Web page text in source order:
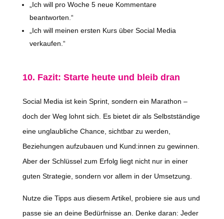
„Ich will pro Woche 5 neue Kommentare
beantworten.“
„Ich will meinen ersten Kurs über Social Media
verkaufen.“
10. Fazit: Starte heute und bleib dran
Social Media ist kein Sprint, sondern ein Marathon –
doch der Weg lohnt sich. Es bietet dir als Selbstständige
eine unglaubliche Chance, sichtbar zu werden,
Beziehungen aufzubauen und Kund:innen zu gewinnen.
Aber der Schlüssel zum Erfolg liegt nicht nur in einer
guten Strategie, sondern vor allem in der Umsetzung.
Nutze die Tipps aus diesem Artikel, probiere sie aus und
passe sie an deine Bedürfnisse an. Denke daran: Jeder